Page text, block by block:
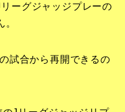
ーグジャッジプレーの
試合から再開できるの